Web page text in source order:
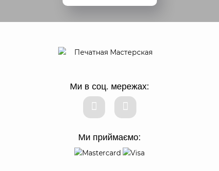
Ми в соц. мережах:
Ми приймаємо: